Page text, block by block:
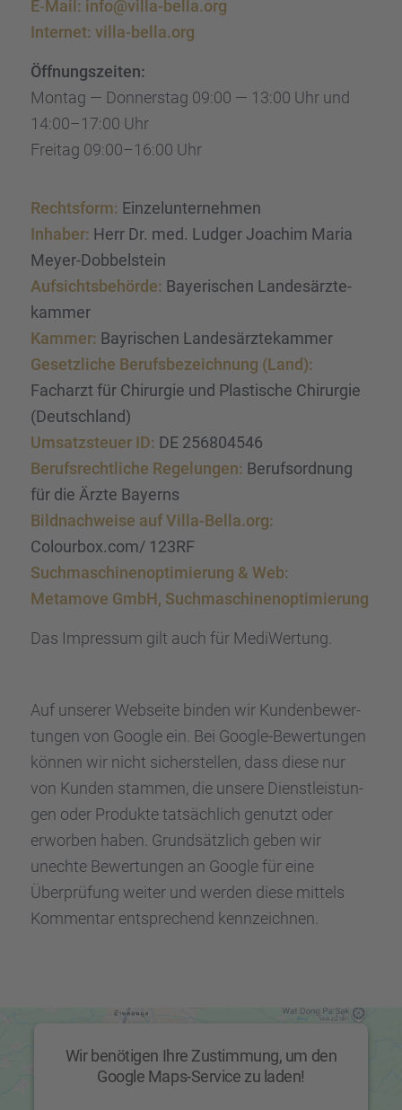
E‑Mail: info@villa-bella.org
Inter­net: villa-bella.org
Öffnungs­zei­ten:
Montag — Donners­tag 09:00 — 13:00 Uhr und
14:00–17:00 Uhr
Freitag 09:00–16:00 Uhr
Rechts­form: Einzel­un­ter­neh­men
Inhaber: Herr Dr. med. Ludger Joachim Maria
Meyer-Dobbel­stein
Aufsichts­be­hörde: Bayeri­schen Landes­ärz­te­
kam­mer
Kammer: Bayri­schen Landes­ärz­te­kam­mer
Gesetz­li­che Berufs­be­zeich­nung (Land):
Facharzt für Chirur­gie und Plasti­sche Chirur­gie
(Deutsch­land)
Umsatz­steuer ID: DE 256804546
Berufs­recht­li­che Regelun­gen: Berufs­ord­nung
für die Ärzte Bayerns
Bildnach­weise auf Villa-Bella.org:
Colourbox.com/ 123RF
Suchma­schi­nen­op­ti­mie­rung & Web:
Metamove GmbH, Suchma­schi­nen­op­ti­mie­rung
Das Impres­sum gilt auch für MediWer­tung.
Auf unserer Webseite binden wir Kunden­be­wer­
tun­gen von Google ein. Bei Google-Bewer­tun­gen
können wir nicht sicher­stel­len, dass diese nur
von Kunden stammen, die unsere Dienst­leis­tun­
gen oder Produkte tatsäch­lich genutzt oder
erwor­ben haben. Grund­sätz­lich geben wir
unechte Bewer­tun­gen an Google für eine
Überprü­fung weiter und werden diese mittels
Kommen­tar entspre­chend kennzeich­nen.
Wir benötigen Ihre Zustimmung, um den
Google Maps-Service zu laden!